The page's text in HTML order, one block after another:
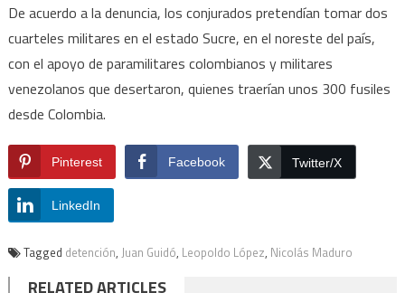
De acuerdo a la denuncia, los conjurados pretendían tomar dos
cuarteles militares en el estado Sucre, en el noreste del país,
con el apoyo de paramilitares colombianos y militares
venezolanos que desertaron, quienes traerían unos 300 fusiles
desde Colombia.
Pinterest Facebook Twitter/X
LinkedIn
Tagged detención, Juan Guidó, Leopoldo López, Nicolás Maduro
RELATED ARTICLES